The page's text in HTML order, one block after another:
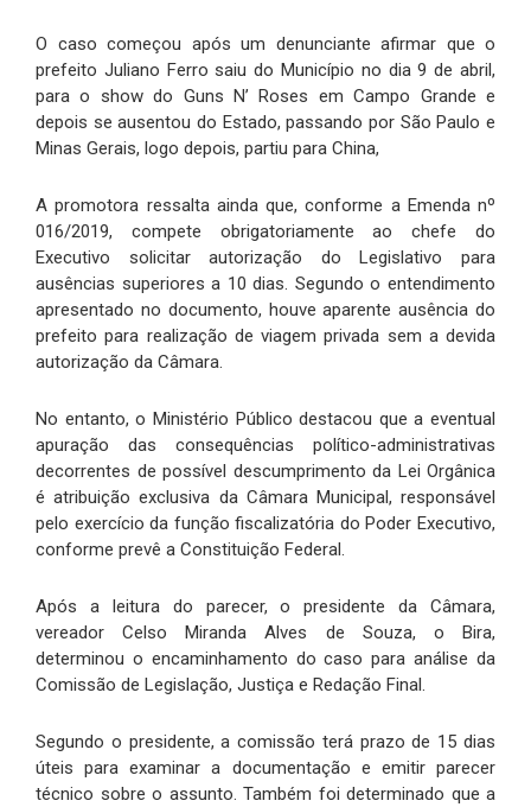
O caso começou após um denunciante afirmar que o
prefeito Juliano Ferro saiu do Município no dia 9 de abril,
para o show do Guns N’ Roses em Campo Grande e
depois se ausentou do Estado, passando por São Paulo e
Minas Gerais, logo depois, partiu para China,
A promotora ressalta ainda que, conforme a Emenda nº
016/2019, compete obrigatoriamente ao chefe do
Executivo solicitar autorização do Legislativo para
ausências superiores a 10 dias. Segundo o entendimento
apresentado no documento, houve aparente ausência do
prefeito para realização de viagem privada sem a devida
autorização da Câmara.
No entanto, o Ministério Público destacou que a eventual
apuração das consequências político-administrativas
decorrentes de possível descumprimento da Lei Orgânica
é atribuição exclusiva da Câmara Municipal, responsável
pelo exercício da função fiscalizatória do Poder Executivo,
conforme prevê a Constituição Federal.
Após a leitura do parecer, o presidente da Câmara,
vereador Celso Miranda Alves de Souza, o Bira,
determinou o encaminhamento do caso para análise da
Comissão de Legislação, Justiça e Redação Final.
Segundo o presidente, a comissão terá prazo de 15 dias
úteis para examinar a documentação e emitir parecer
técnico sobre o assunto. Também foi determinado que a